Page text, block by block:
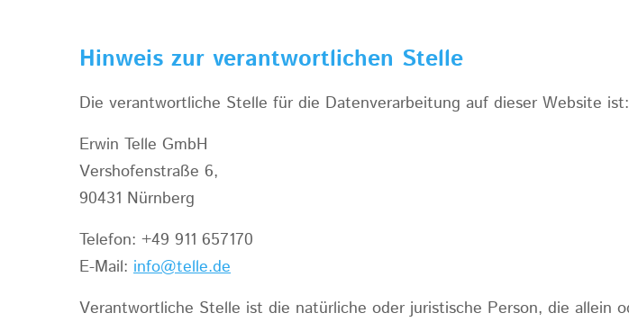
Hinweis zur verantwortlichen Stelle
Die verantwortliche Stelle für die Datenverarbeitung auf dieser Website ist:
Erwin Telle GmbH
Vershofenstraße 6,
90431 Nürnberg
Telefon: +49 911 657170
E-Mail: info@telle.de
Verantwortliche Stelle ist die natürliche oder juristische Person, die allein